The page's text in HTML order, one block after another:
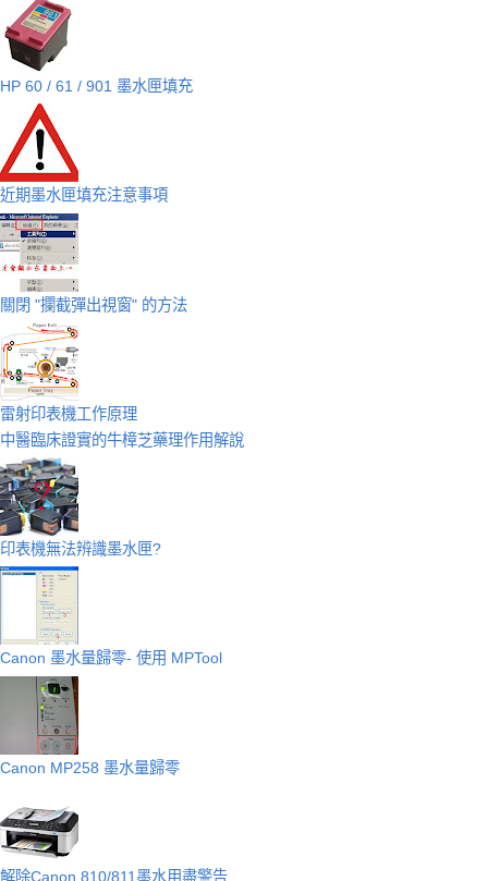
HP 60 / 61 / 901 墨水匣填充
近期墨水匣填充注意事項
關閉 "攔截彈出視窗" 的方法
雷射印表機工作原理
中醫臨床證實的牛樟芝藥理作用解說
印表機無法辨識墨水匣?
Canon 墨水量歸零- 使用 MPTool
Canon MP258 墨水量歸零
解除Canon 810/811墨水用盡警告